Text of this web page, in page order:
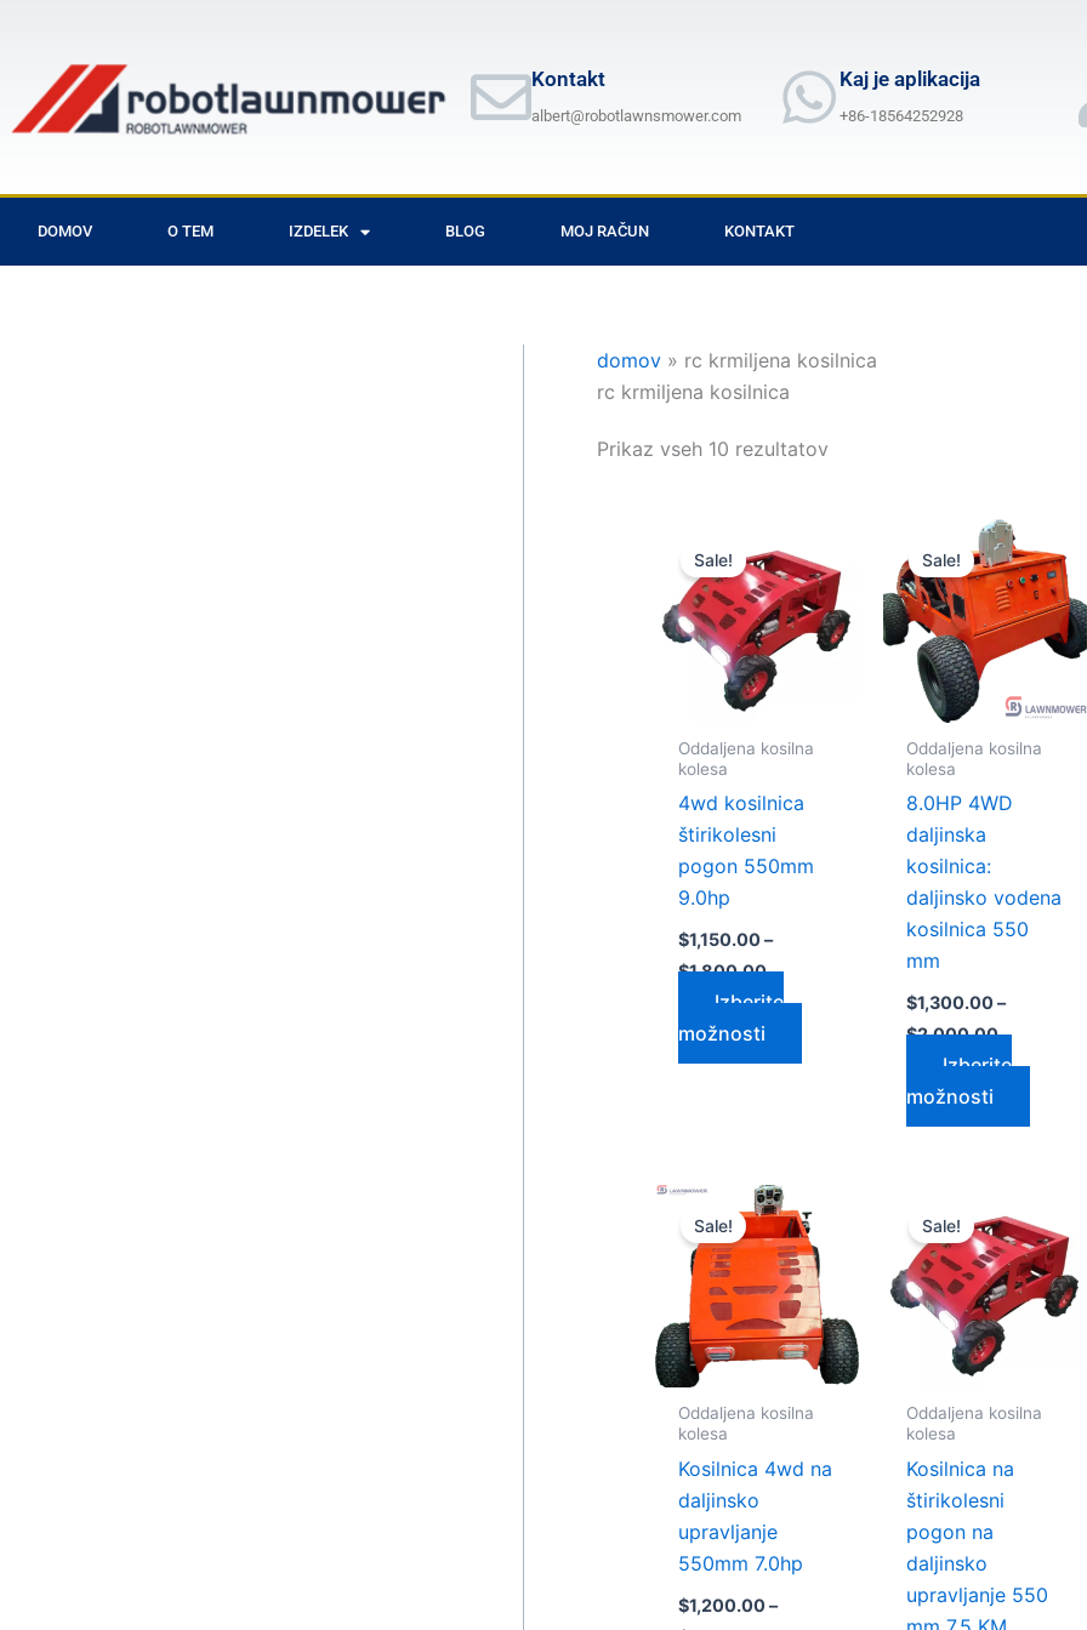
content
Kontakt
albert@robotlawnsmower.com
Kaj je aplikacija
+86-18564252928
DOMOV O TEM IZDELEK BLOG MOJ RAČUN KONTAKT
domov » rc krmiljena kosilnica
rc krmiljena kosilnica
Prikaz vseh 10 rezultatov
Sale!
Oddaljena kosilna
kolesa
4wd kosilnica
štirikolesni
pogon 550mm
9.0hp
$1,150.00–
$1,800.00
razpon:
od
$1,150.00
do
$1,800.00
Izberite
možnosti
izdelek
ima
več
različic.
izberete
strani
Sale!
Oddaljena kosilna
kolesa
8.0HP 4WD
daljinska
kosilnica:
daljinsko vodena
kosilnica 550
mm
$1,300.00–
$2,000.00
Cenovni
razpon:
od
$1,300.00
do
$2,000.00
Izberite
možnosti
izdelek
ima
več
različic.
lahko
Sale!
Oddaljena kosilna
kolesa
Kosilnica 4wd na
daljinsko
upravljanje
550mm 7.0hp
$1,200.00–
Cenovni
razpon:
od
$1,200.00
do
$1,900.00
izdelek
ima
več
različic.
Možnosti
lahko
izberete
strani
Sale!
Oddaljena kosilna
kolesa
Kosilnica na
štirikolesni
pogon na
daljinsko
upravljanje 550
razpon:
od
$1,050.00
do
$1,700.00
izdelek
ima
več
različic.